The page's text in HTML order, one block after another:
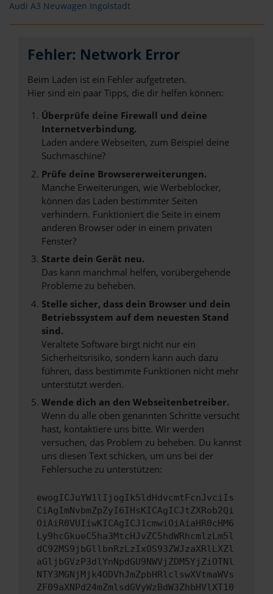
Audi A3 Neuwagen Ingolstadt
Fehler: Network Error
Beim Laden ist ein Fehler aufgetreten.
Hier sind ein paar Tipps, die dir helfen können:
Überprüfe deine Firewall und deine
Internetverbindung.
Laden andere Webseiten, zum Beispiel deine
Suchmaschine?
Prüfe deine Browsererweiterungen.
Manche Erweiterungen, wie Werbeblocker,
können das Laden bestimmter Seiten
verhindern. Funktioniert die Seite in einem
anderen Browser oder in einem privaten
Fenster?
Starte dein Gerät neu.
Das kann manchmal helfen, vorübergehende
Probleme zu beheben.
Stelle sicher, dass dein Browser und dein
Betriebssystem auf dem neuesten Stand
sind.
Veraltete Software birgt nicht nur ein
Sicherheitsrisiko, sondern kann auch dazu
führen, dass bestimmte Funktionen nicht mehr
unterstützt werden.
Wende dich an den Webseitenbetreiber.
Wenn du alle oben genannten Schritte versucht
hast, kontaktiere uns bitte. Wir werden
versuchen, das Problem zu beheben. Du kannst
uns diesen Text schicken, um uns bei der
Fehlersuche zu unterstützen:
ewogICJuYW1lIjogIk5ldHdvcmtFcnJvciIs
CiAgImNvbmZpZyI6IHsKICAgICJtZXRob2Qi
OiAiR0VUIiwKICAgICJ1cmwiOiAiaHR0cHM6
Ly9hcGkueC5ha3MtcHJvZC5hdWRhcmlzLm5l
dC92MS9jbGllbnRzLzIxOS93ZWJzaXRlLXZl
aGljbGVzP3dlYnNpdGU9NWVjZDM5YjZiOTNl
NTY3MGNjMjk4ODVhJmZpbHRlclswXVtmaWVs
ZF09aXNPd24mZmlsdGVyWzBdW3ZhbHVlXT10